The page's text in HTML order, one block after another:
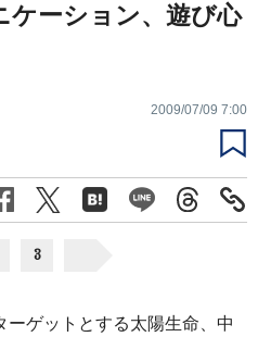
ケーション、遊び心
2009/07/09 7:00
3
ゲットとする太陽生命、中